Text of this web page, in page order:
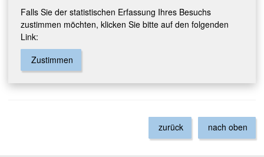
Falls Sie der statistischen Erfassung Ihres Besuchs
zustimmen möchten, klicken Sie bitte auf den folgenden
Link:
Zustimmen
zurück nach oben